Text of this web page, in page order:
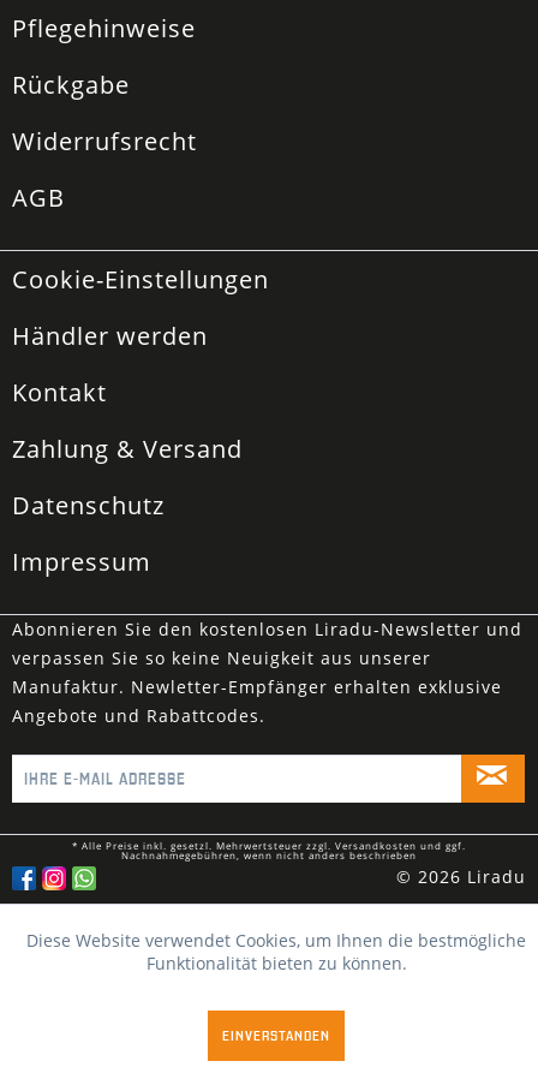
Pflegehinweise
Rückgabe
Widerrufsrecht
AGB
Cookie-Einstellungen
Händler werden
Kontakt
Zahlung & Versand
Datenschutz
Impressum
Abonnieren Sie den kostenlosen Liradu-Newsletter und
verpassen Sie so keine Neuigkeit aus unserer
Manufaktur. Newletter-Empfänger erhalten exklusive
Angebote und Rabattcodes.
* Alle Preise inkl. gesetzl. Mehrwertsteuer zzgl. Versandkosten und ggf.
Nachnahmegebühren, wenn nicht anders beschrieben
© 2026 Liradu
Diese Website verwendet Cookies, um Ihnen die bestmögliche
Funktionalität bieten zu können.
EINVERSTANDEN